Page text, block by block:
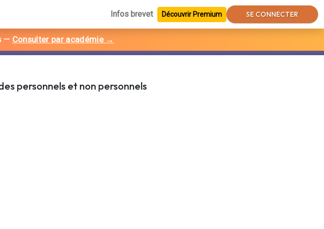
Infos brevet Découvrir Premium SE CONNECTER
— Consulter par académie →
personnels et non personnels